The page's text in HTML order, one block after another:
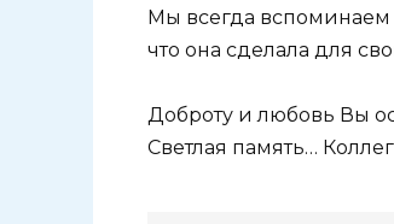
Мы всегда вспоминаем
что она сделала для
Доброту и любовь Вы
Светлая память…